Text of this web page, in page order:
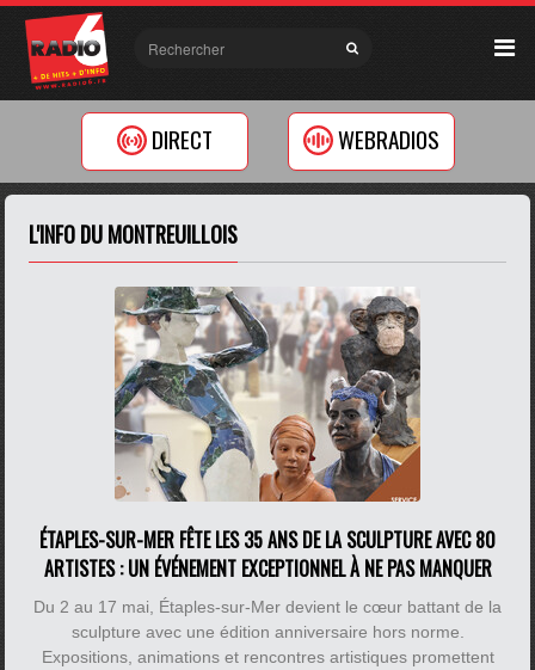
DIRECT WEBRADIOS
L'INFO DU MONTREUILLOIS
ÉTAPLES-SUR-MER FÊTE LES 35 ANS DE LA SCULPTURE AVEC 80
ARTISTES : UN ÉVÉNEMENT EXCEPTIONNEL À NE PAS MANQUER
Du 2 au 17 mai, Étaples-sur-Mer devient le cœur battant de la
sculpture avec une édition anniversaire hors norme.
Expositions, animations et rencontres artistiques promettent